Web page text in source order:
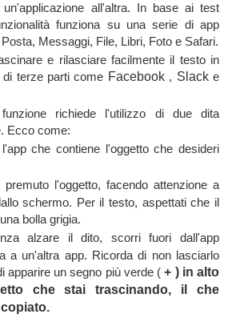
all'altra. In base ai test
funziona su una serie di app
Messaggi, File, Libri, Foto e Safari.
e rilasciare facilmente il testo in
terze parti come Facebook, Slacke
richiede l'utilizzo di due dita
Ecco come:
che contiene l'oggetto che desideri
premuto l'oggetto, facendo attenzione a
schermo. Per il testo, aspettati che il
bolla grigia.
alzare il dito, scorri fuori dall'app
a un'altra app. Ricorda di non lasciarlo
apparire un segno più verde (+ ) in alto
che stai trascinando, il che